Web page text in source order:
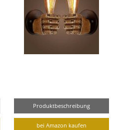
Produktbeschreibung
bei Amazon kaufen